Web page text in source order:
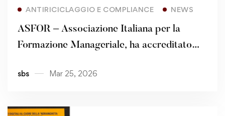
ANTIRICICLAGGIO E COMPLIANCE NEWS
ASFOR – Associazione Italiana per la
Formazione Manageriale, ha accreditato
Diploma – Including AMLACert and CAMS
sbs Mar 25, 2026